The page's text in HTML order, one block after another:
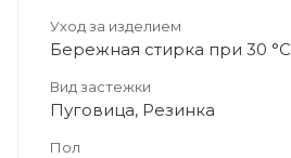
Уход за изделием
Бережная стирка при 30 °C
Вид застежки
Пуговица, Резинка
Пол